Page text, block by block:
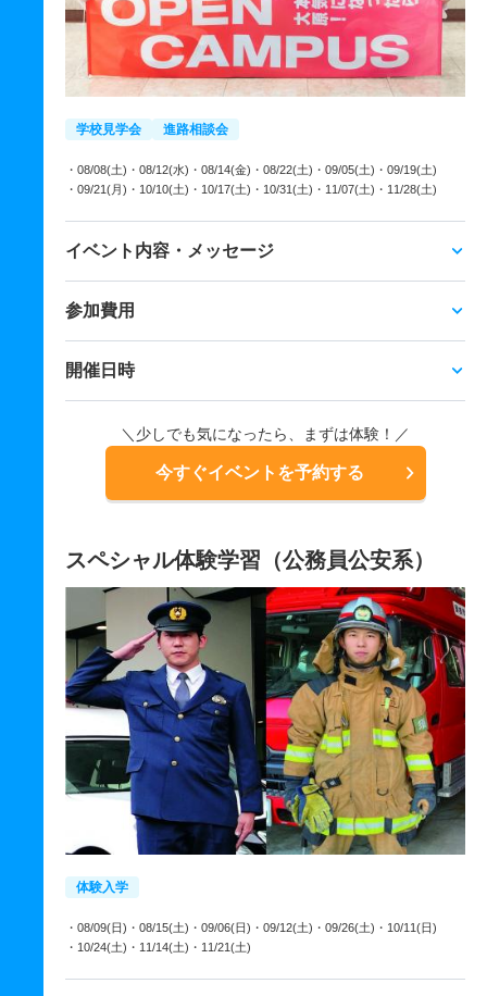
学校見学会 進路相談会
・08/08(土) ・08/12(水) ・08/14(金) ・08/22(土) ・09/05(土) ・09/19(土)
・09/21(月) ・10/10(土) ・10/17(土) ・10/31(土) ・11/07(土) ・11/28(土)
イベント内容・メッセージ
参加費用
開催日時
＼少しでも気になったら、まずは体験！／
今すぐイベントを予約する
スペシャル体験学習（公務員公安系）
体験入学
・08/09(日) ・08/15(土) ・09/06(日) ・09/12(土) ・09/26(土) ・10/11(日)
・10/24(土) ・11/14(土) ・11/21(土)